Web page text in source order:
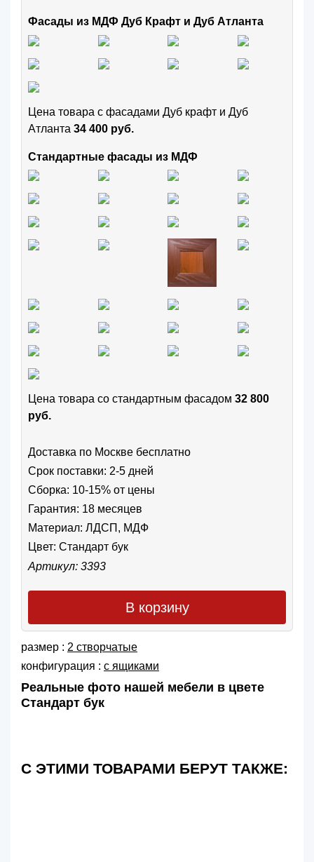
Фасады из МДФ Дуб Крафт и Дуб Атланта
Цена товара с фасадами Дуб крафт и Дуб
Атланта 34 400 руб.
Стандартные фасады из МДФ
Цена товара cо стандартным фасадом 32 800
руб.
Доставка по Москве бесплатно
Срок поставки: 2-5 дней
Сборка: 10-15% от цены
Гарантия: 18 месяцев
Материал: ЛДСП, МДФ
Цвет: Стандарт бук
Артикул: 3393
В корзину
размер : 2 створчатые
конфигурация : с ящиками
Реальные фото нашей мебели в цвете
Стандарт бук
С ЭТИМИ ТОВАРАМИ БЕРУТ ТАКЖЕ: